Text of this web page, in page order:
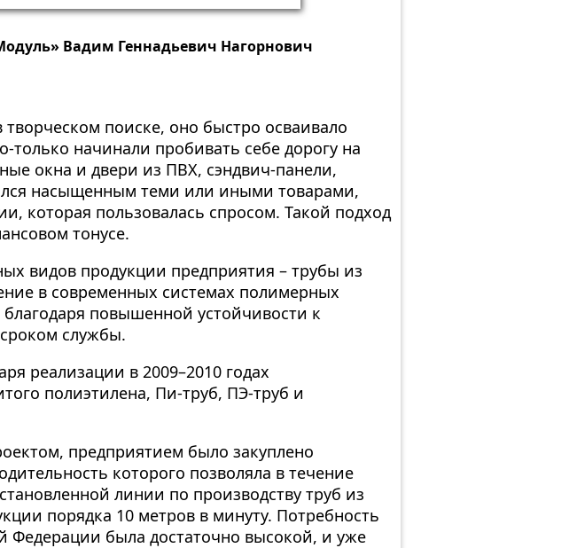
Вадим Геннадьевич Нагорнович
творческом поиске, оно быстро осваивало
только начинали пробивать себе дорогу на
окна и двери из ПВХ, сэндвич-панели,
насыщенным теми или иными товарами,
которая пользовалась спросом. Такой подход
тонусе.
видов продукции предприятия – трубы из
в современных системах полимерных
повышенной устойчивости к
службы.
реализации в 2009–2010 годах
полиэтилена, Пи-труб, ПЭ-труб и
предприятием было закуплено
которого позволяла в течение
линии по производству труб из
порядка 10 метров в минуту. Потребность
Федерации была достаточно высокой, и уже